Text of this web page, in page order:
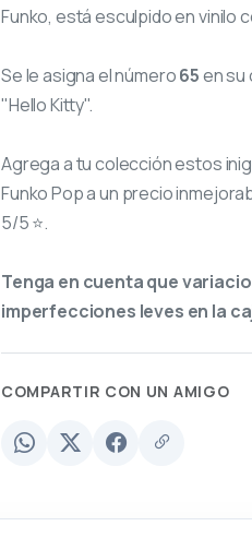
Funko, está esculpido en vinilo
Se le asigna el número65en su
"Hello Kitty".
Agrega a tu colección estos
Funko Pop a un precio
5/5 ⭐.
Tenga en cuenta que
imperfecciones leves en la
COMPARTIR CON UN AMIGO